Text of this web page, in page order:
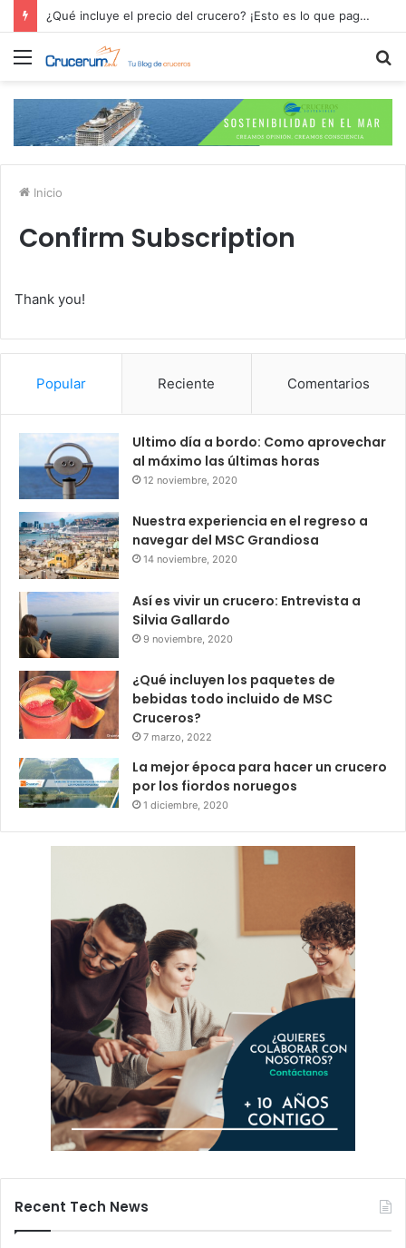
¿Qué incluye el precio del crucero? ¡Esto es lo que pagas por tu aventura en alta mar!
Menú
Inicio
Confirm Subscription
Thank you!
Popular Reciente Comentarios
Ultimo día a bordo: Como aprovechar
al máximo las últimas horas
12 noviembre, 2020
Nuestra experiencia en el regreso a
navegar del MSC Grandiosa
14 noviembre, 2020
Así es vivir un crucero: Entrevista a
Silvia Gallardo
9 noviembre, 2020
¿Qué incluyen los paquetes de
bebidas todo incluido de MSC
Cruceros?
7 marzo, 2022
La mejor época para hacer un crucero
por los fiordos noruegos
1 diciembre, 2020
Recent Tech News